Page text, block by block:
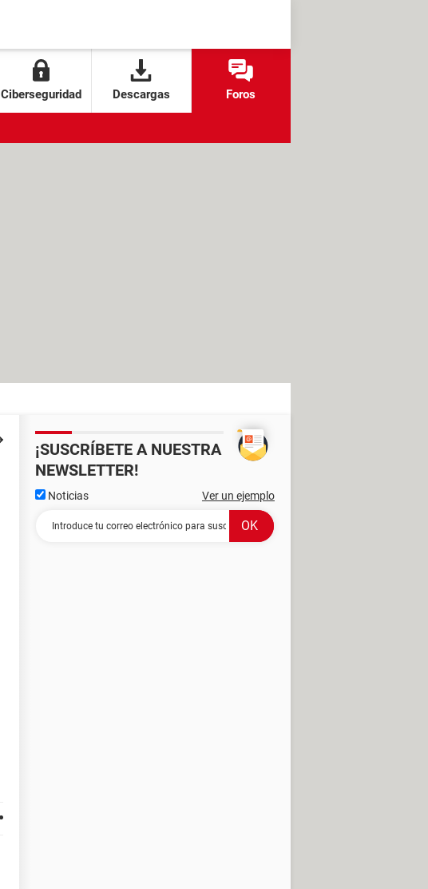
Ciberseguridad Descargas Foros
¡SUSCRÍBETE A NUESTRA
NEWSLETTER!
Noticias Ver un ejemplo